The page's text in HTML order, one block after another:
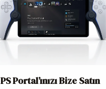
PS Portal’ınızı Bize Satın